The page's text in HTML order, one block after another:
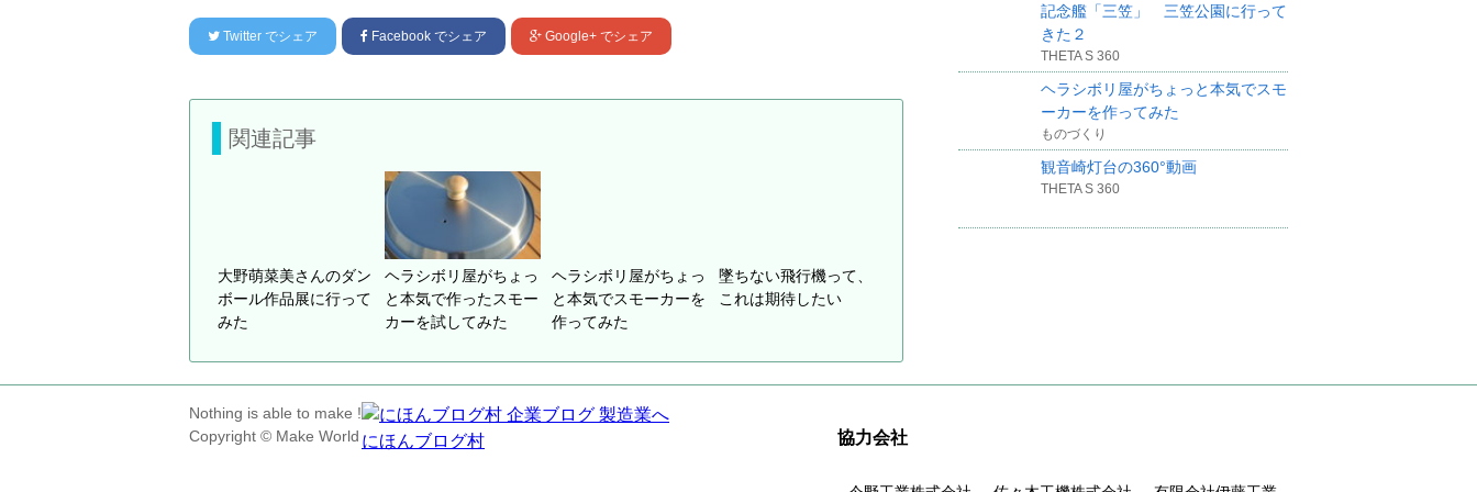
Twitter でシェア Facebook でシェア Google+ でシェア
関連記事
大野萌菜美さんのダン
ボール作品展に行って
みた
ヘラシボリ屋がちょっ
と本気で作ったスモー
カーを試してみた
ヘラシボリ屋がちょっ
と本気でスモーカーを
作ってみた
墜ちない飛行機って、
これは期待したい
記念艦「三笠」 三笠公園に行って
きた２
THETA S 360
ヘラシボリ屋がちょっと本気でスモ
ーカーを作ってみた
ものづくり
観音崎灯台の360°動画
THETA S 360
協力会社
Nothing is able to make !
Copyright © Make World にほんブログ村